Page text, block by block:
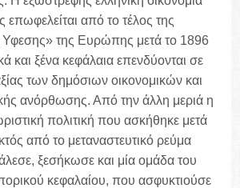
επωφελείται από το τέλος της
της Ευρώπης μετά το 1896
και ξένα κεφάλαια επενδύονται σε
των δημόσιων οικονομικών και
ανόρθωσης. Από την άλλη μεριά η
πολιτική που ασκήθηκε μετά
από το μεταναστευτικό ρεύμα
ξεσήκωσε και μία ομάδα του
κεφαλαίου, που ασφυκτιούσε